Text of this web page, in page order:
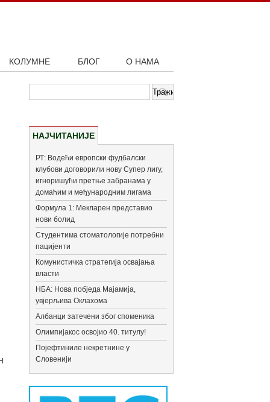
КОЛУМНЕ БЛОГ О НАМА
НАЈЧИТАНИЈЕ
РТ: Водећи европски фудбалски
клубови договорили нову Супер лигу,
игноришући претње забранама у
домаћим и међународним лигама
Формула 1: Мекларен представио
нови болид
Студентима стоматологије потребни
пацијенти
Комунистичка стратегија освајања
власти
НБА: Нова побједа Мајамија,
увјерљива Оклахома
Албанци затечени због споменика
Олимпијакос освојио 40. титулу!
Појефтиниле некретнине у
Словенији